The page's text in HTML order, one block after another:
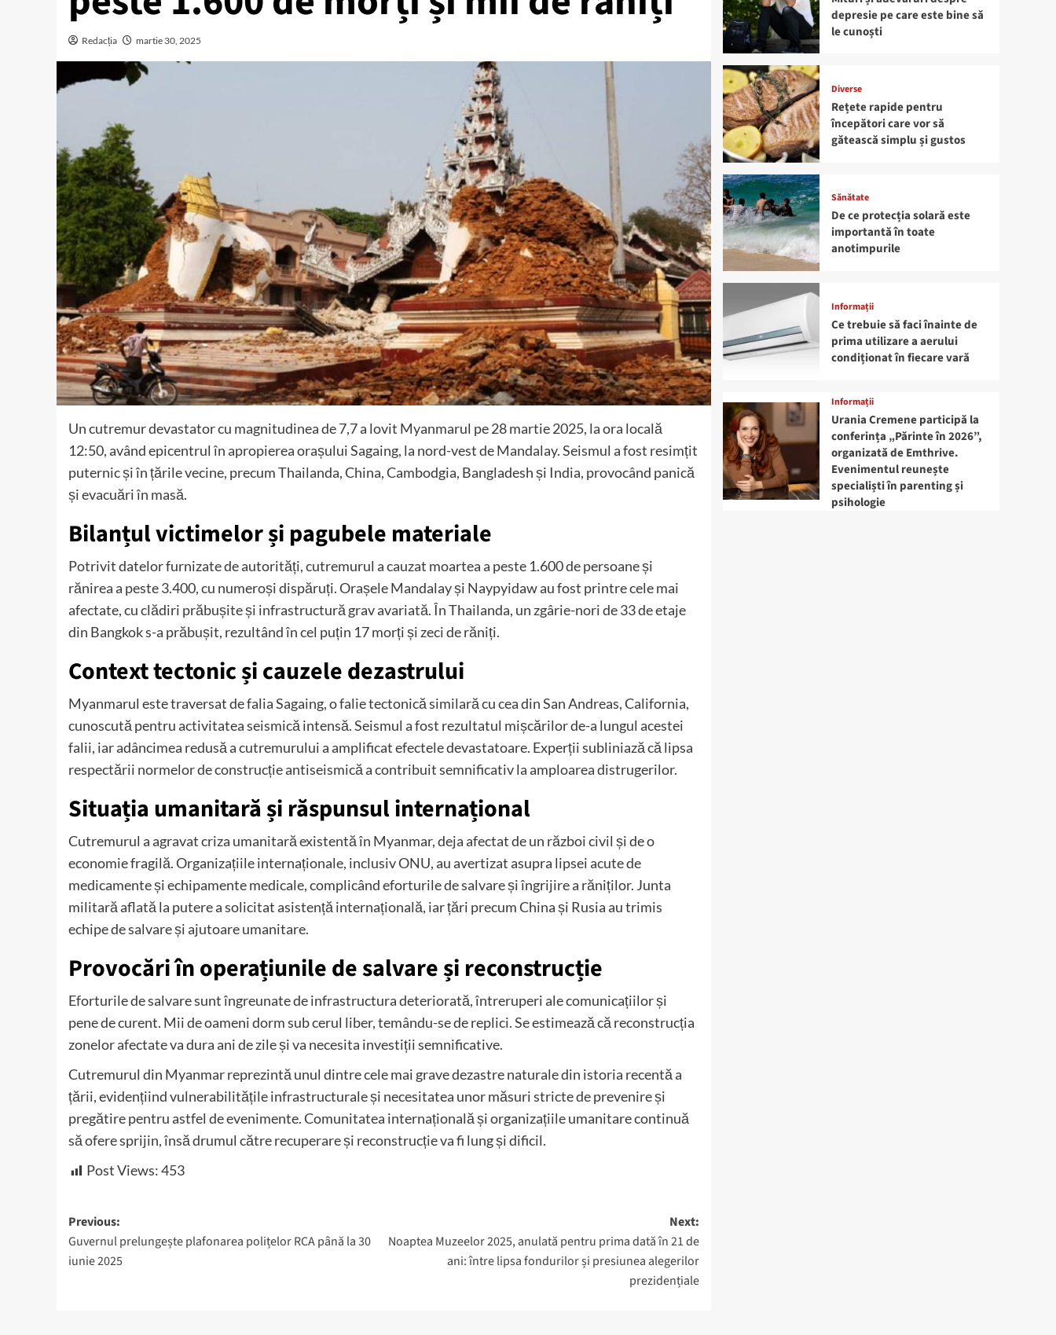
Redacția martie 30, 2025
Un cutremur devastator cu magnitudinea de 7,7 a lovit Myanmarul pe 28 martie 2025, la ora locală
12:50, având epicentrul în apropierea orașului Sagaing, la nord-vest de Mandalay.Seismul a fost resimțit
puternic și în țările vecine, precum Thailanda, China, Cambodgia, Bangladesh și India, provocând panică
și evacuări în masă.
Bilanțul victimelor și pagubele materiale
Potrivit datelor furnizate de autorități, cutremurul a cauzat moartea a peste 1.600 de persoane și
rănirea a peste 3.400, cu numeroși dispăruți.Orașele Mandalay și Naypyidaw au fost printre cele mai
afectate, cu clădiri prăbușite și infrastructură grav avariată.În Thailanda, un zgârie-nori de 33 de etaje
din Bangkok s-a prăbușit, rezultând în cel puțin 17 morți și zeci de răniți.
Context tectonic și cauzele dezastrului
Myanmarul este traversat de falia Sagaing, o falie tectonică similară cu cea din San Andreas, California,
cunoscută pentru activitatea seismică intensă.Seismul a fost rezultatul mișcărilor de-a lungul acestei
falii, iar adâncimea redusă a cutremurului a amplificat efectele devastatoare. Experții subliniază că lipsa
respectării normelor de construcție antiseismică a contribuit semnificativ la amploarea distrugerilor.
Situația umanitară și răspunsul internațional
Cutremurul a agravat criza umanitară existentă în Myanmar, deja afectat de un război civil și de o
economie fragilă.Organizațiile internaționale, inclusiv ONU, au avertizat asupra lipsei acute de
medicamente și echipamente medicale, complicând eforturile de salvare și îngrijire a răniților. Junta
militară aflată la putere a solicitat asistență internațională, iar țări precum China și Rusia au trimis
echipe de salvare și ajutoare umanitare.
Provocări în operațiunile de salvare și reconstrucție
Eforturile de salvare sunt îngreunate de infrastructura deteriorată, întreruperi ale comunicațiilor și
pene de curent. Mii de oameni dorm sub cerul liber, temându-se de replici.Se estimează că reconstrucția
zonelor afectate va dura ani de zile și va necesita investiții semnificative.
Cutremurul din Myanmar reprezintă unul dintre cele mai grave dezastre naturale din istoria recentă a
țării, evidențiind vulnerabilitățile infrastructurale și necesitatea unor măsuri stricte de prevenire și
pregătire pentru astfel de evenimente.Comunitatea internațională și organizațiile umanitare continuă
să ofere sprijin, însă drumul către recuperare și reconstrucție va fi lung și dificil.
Post Views:453
Post
navigation
Previous:
Guvernul prelungește plafonarea polițelor RCA până la 30
iunie 2025
Next:
Noaptea Muzeelor 2025, anulată pentru prima dată în 21 de
ani: între lipsa fondurilor și presiunea alegerilor
prezidențiale
depresie pe care este bine să
le cunoști
Diverse
Rețete rapide pentru
începători care vor să
gătească simplu și gustos
Sănătate
De ce protecția solară este
importantă în toate
anotimpurile
Informații
Ce trebuie să faci înainte de
prima utilizare a aerului
condiționat în fiecare vară
Informații
Urania Cremene participă la
conferința „Părinte în 2026”,
organizată de Emthrive.
Evenimentul reunește
specialiști în parenting și
psihologie